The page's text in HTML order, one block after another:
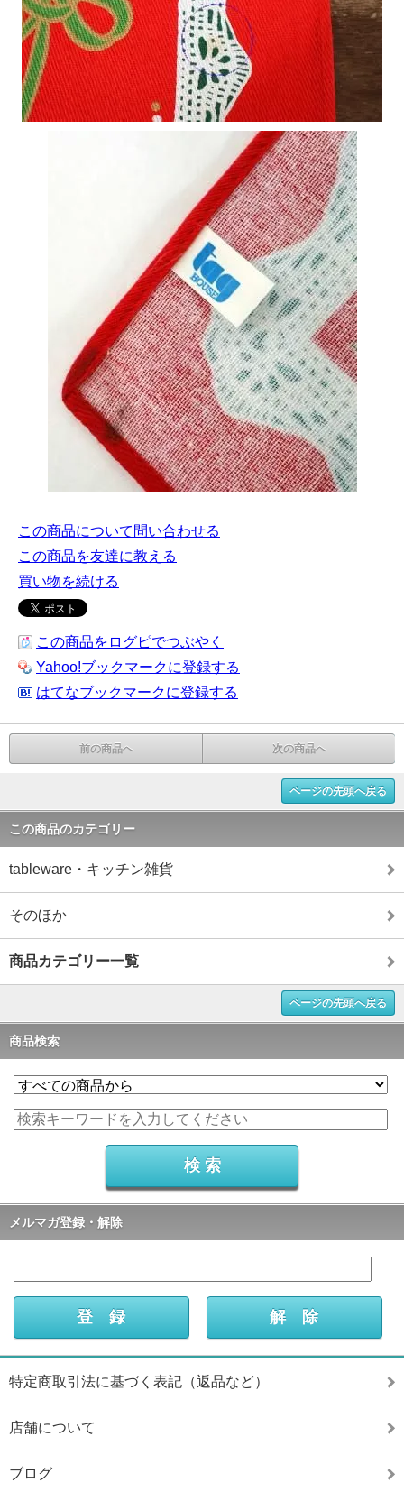
この商品について問い合わせる
この商品を友達に教える
買い物を続ける
この商品をログピでつぶやく
Yahoo!ブックマークに登録する
はてなブックマークに登録する
前の商品へ 次の商品へ
ページの先頭へ戻る
この商品のカテゴリー
tableware・キッチン雑貨
そのほか
商品カテゴリー一覧
ページの先頭へ戻る
商品検索
メルマガ登録・解除
特定商取引法に基づく表記（返品など）
店舗について
ブログ